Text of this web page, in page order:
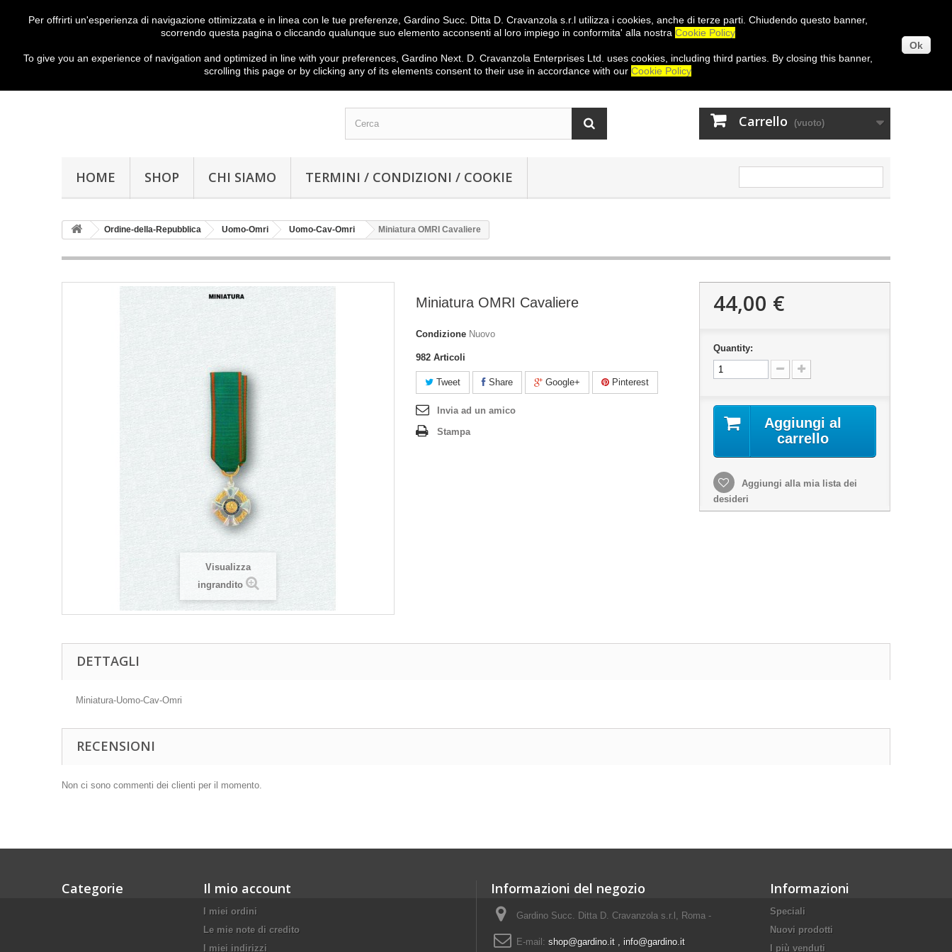
Entra
Carrello (vuoto)
HOME SHOP CHI SIAMO TERMINI / CONDIZIONI / COOKIE
Ordine-della-Repubblica Uomo-Omri Uomo-Cav-Omri Miniatura OMRI Cavaliere
Visualizza
ingrandito
Miniatura OMRI Cavaliere
Condizione Nuovo
982 Articoli
Tweet Share Google+ Pinterest
Invia ad un amico
Stampa
44,00 €
Quantity:
Aggiungi al
carrello
Aggiungi alla mia lista dei
desideri
DETTAGLI
Miniatura-Uomo-Cav-Omri
RECENSIONI
Non ci sono commenti dei clienti per il momento.
Categorie Il mio account
I miei ordini
Le mie note di credito
I miei indirizzi
Informazioni del negozio
Gardino Succ. Ditta D. Cravanzola s.r.l, Roma -
E-mail: shop@gardino.it , info@gardino.it
Informazioni
Speciali
Nuovi prodotti
I più venduti
Per offrirti un'esperienza di navigazione ottimizzata e in linea con le tue preferenze, Gardino Succ. Ditta D. Cravanzola s.r.l utilizza i cookies, anche di terze parti. Chiudendo questo banner,
scorrendo questa pagina o cliccando qualunque suo elemento acconsenti al loro impiego in conformita' alla nostra Cookie Policy
To give you an experience of navigation and optimized in line with your preferences, Gardino Next. D. Cravanzola Enterprises Ltd. uses cookies, including third parties. By closing this banner,
scrolling this page or by clicking any of its elements consent to their use in accordance with our Cookie Policy
Ok